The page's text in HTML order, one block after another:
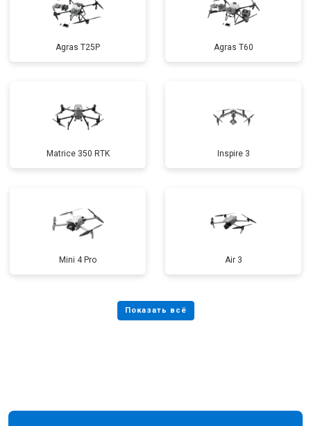
Agras T25P Agras T60
Matrice 350 RTK Inspire 3
Mini 4 Pro Air 3